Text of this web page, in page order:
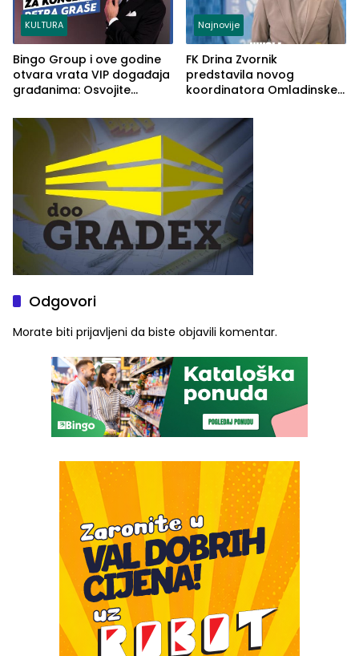
KULTURA
Bingo Group i ove godine
otvara vrata VIP događaja
građanima: Osvojite
Graše
Najnovije
FK Drina Zvornik
predstavila novog
koordinatora Omladinske
Odgovori
Morate biti prijavljeni da biste objavili komentar.